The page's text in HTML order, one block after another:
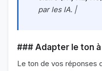
par les IA. |
### Adapter le ton
Le ton de vos réponses